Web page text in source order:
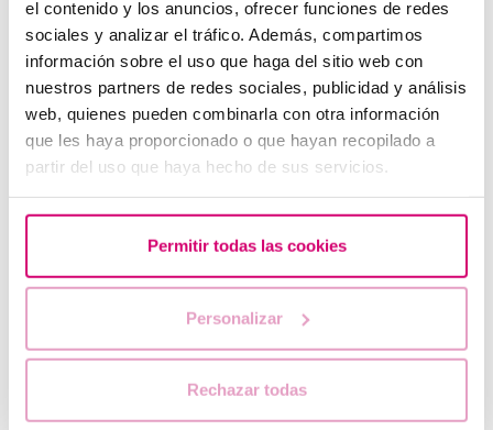
el contenido y los anuncios, ofrecer funciones de redes
sociales y analizar el tráfico. Además, compartimos
información sobre el uso que haga del sitio web con
nuestros partners de redes sociales, publicidad y análisis
web, quienes pueden combinarla con otra información
que les haya proporcionado o que hayan recopilado a
partir del uso que haya hecho de sus servicios.
Permitir todas las cookies
Personalizar
Rechazar todas
¿Qué hacer si hay retraso menstrual con un test de
embarazo negativo?
Spotting: ¿Qué es y cómo afecta a la fertilidad?